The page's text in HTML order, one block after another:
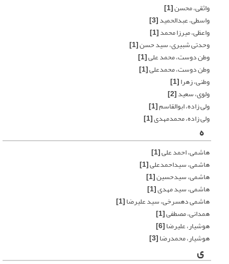
واثقی، محسن[1]
واسطی، عبدالحمید[3]
واعظی، میرزا محمد[1]
وحدتی شبیری، سید حسن[1]
وطن دوست، محمد علی[1]
وطن دوست، محمدعلی[1]
وطنی، زهرا[1]
ولوی، سعید[2]
ولی زاده، ابوالقاسم[1]
ولی زاده، محمدمهدی[1]
ه
هاشمی، احمد علی[1]
هاشمی، سیداحمدعلی[1]
هاشمی، سیدحسین[1]
هاشمی، سید مهدی[1]
هاشمی دهسرخی، سید علیرضا[1]
همدانی، مصطفی[1]
هوشیار، علیرضا[6]
هوشیار، محمدرضا[3]
ی